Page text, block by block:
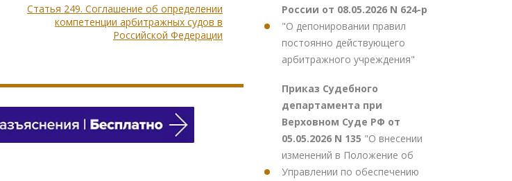
Статья 249. Соглашение об определении
компетенции арбитражных судов в
Российской Федерации
России от 08.05.2026 N 624-р
"О депонировании правил
постоянно действующего
арбитражного учреждения"
Приказ Судебного
департамента при
Верховном Суде РФ от
05.05.2026 N 135 "О внесении
изменений в Положение об
Управлении по обеспечению